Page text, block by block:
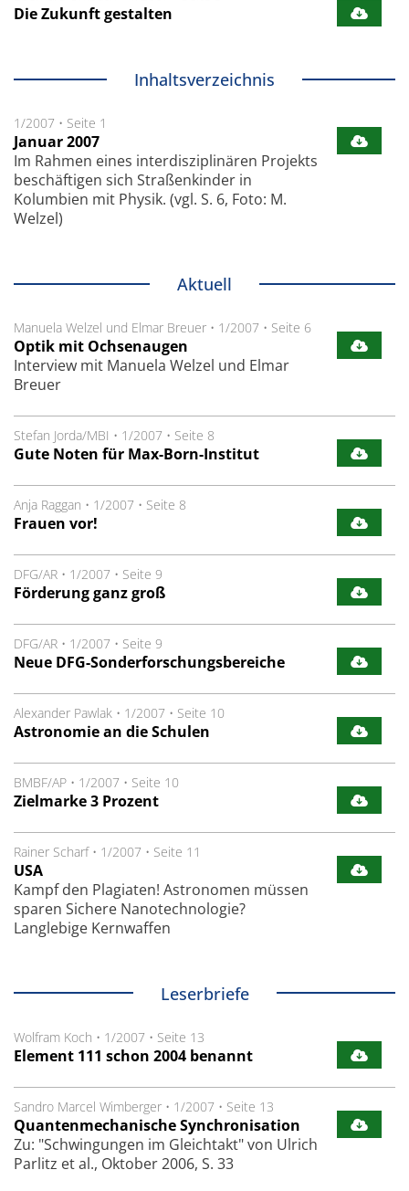
Die Zukunft gestalten
Inhaltsverzeichnis
1/2007 • Seite 1
Januar 2007
Im Rahmen eines interdisziplinären Projekts
beschäftigen sich Straßenkinder in
Kolumbien mit Physik. (vgl. S. 6, Foto: M.
Welzel)
Aktuell
Manuela Welzel und Elmar Breuer • 1/2007 • Seite 6
Optik mit Ochsenaugen
Interview mit Manuela Welzel und Elmar
Breuer
Stefan Jorda/MBI • 1/2007 • Seite 8
Gute Noten für Max-Born-Institut
Anja Raggan • 1/2007 • Seite 8
Frauen vor!
DFG/AR • 1/2007 • Seite 9
Förderung ganz groß
DFG/AR • 1/2007 • Seite 9
Neue DFG-Sonderforschungsbereiche
Alexander Pawlak • 1/2007 • Seite 10
Astronomie an die Schulen
BMBF/AP • 1/2007 • Seite 10
Zielmarke 3 Prozent
Rainer Scharf• 1/2007 • Seite 11
USA
Kampf den Plagiaten! Astronomen müssen
sparen Sichere Nanotechnologie?
Langlebige Kernwaffen
Leserbriefe
Wolfram Koch • 1/2007 • Seite 13
Element 111 schon 2004 benannt
Sandro Marcel Wimberger • 1/2007 • Seite 13
Quantenmechanische Synchronisation
Zu: "Schwingungen im Gleichtakt" von Ulrich
Parlitz et al., Oktober 2006, S. 33